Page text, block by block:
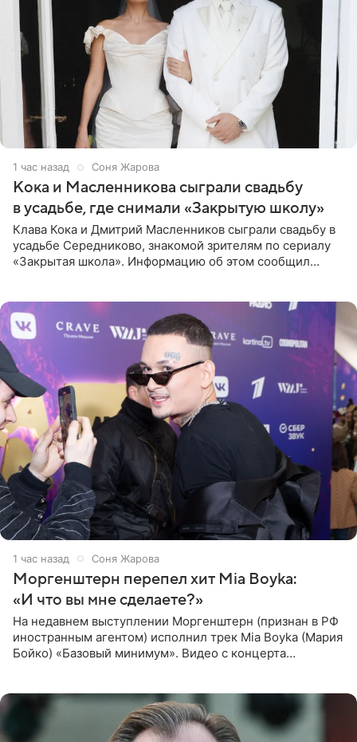
1 час назад Соня Жарова
Кока и Масленникова сыграли свадьбу
в усадьбе, где снимали «Закрытую школу»
Клава Кока и Дмитрий Масленников сыграли свадьбу в
усадьбе Середниково, знакомой зрителям по сериалу
«Закрытая школа». Информацию об этом сообщил
1 час назад Соня Жарова
Моргенштерн перепел хит Mia Boyka:
«И что вы мне сделаете?»
На недавнем выступлении Моргенштерн (признан в РФ
иностранным агентом) исполнил трек Mia Boyka (Мария
Бойко) «Базовый минимум». Видео с концерта